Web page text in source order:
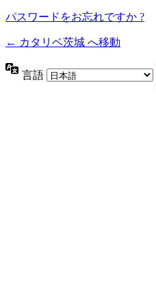
パスワードをお忘れですか ?
← カタリベ茨城 へ移動
言語